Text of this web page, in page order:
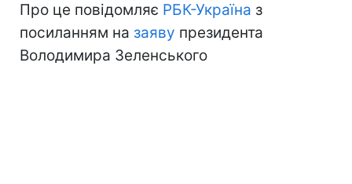
Про це повідомляє РБК-Україна з
посиланням на заяву президента
Володимира Зеленського